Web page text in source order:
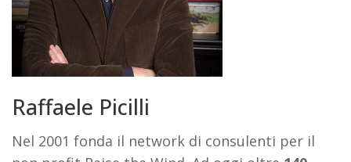
Raffaele Picilli
Nel 2001 fonda il network di consulenti per il